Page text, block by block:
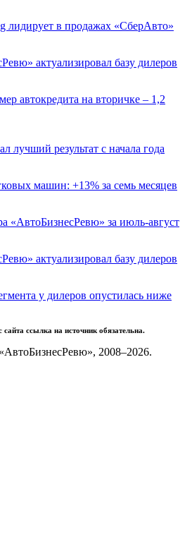
лидирует в продажах «СберАвто»
актуализировал базу дилеров
автокредита на вторичке – 1,2
лучший результат с начала года
машин: +13% за семь месяцев
«АвтоБизнесРевю» за июль-август
актуализировал базу дилеров
у дилеров опустилась ниже
ссылка на источник обязательна.
2008–2026.